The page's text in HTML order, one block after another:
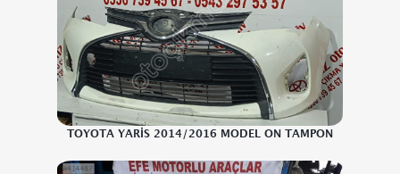
TOYOTA YARİS 2014/2016 MODEL ON TAMPON